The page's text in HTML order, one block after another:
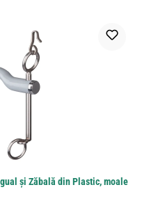
și Zăbală din Plastic, moale